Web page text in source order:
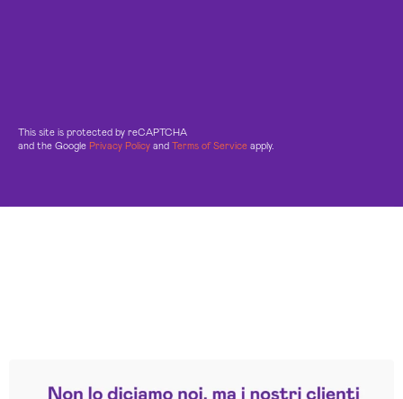
This site is protected by reCAPTCHA
and the Google Privacy Policy and Terms of Service apply.
Trustpilot